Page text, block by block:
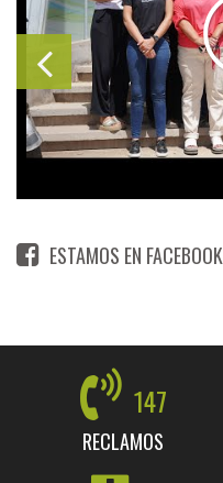
ESTAMOS EN FACEBOOK
147
RECLAMOS